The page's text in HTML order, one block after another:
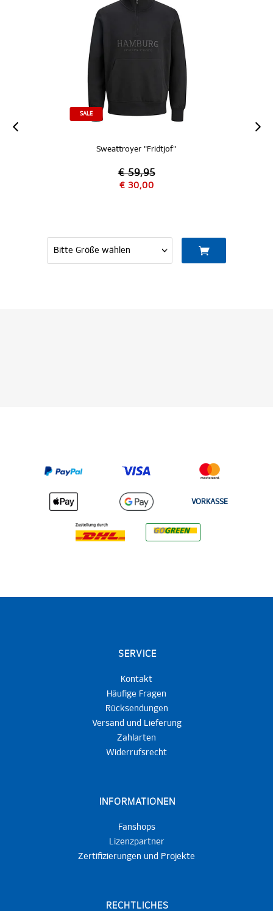
VORKASSE
SERVICE
Kontakt
Häufige Fragen
Rücksendungen
Versand und Lieferung
Zahlarten
Widerrufsrecht
INFORMATIONEN
Fanshops
Lizenzpartner
Zertifizierungen und Projekte
RECHTLICHES